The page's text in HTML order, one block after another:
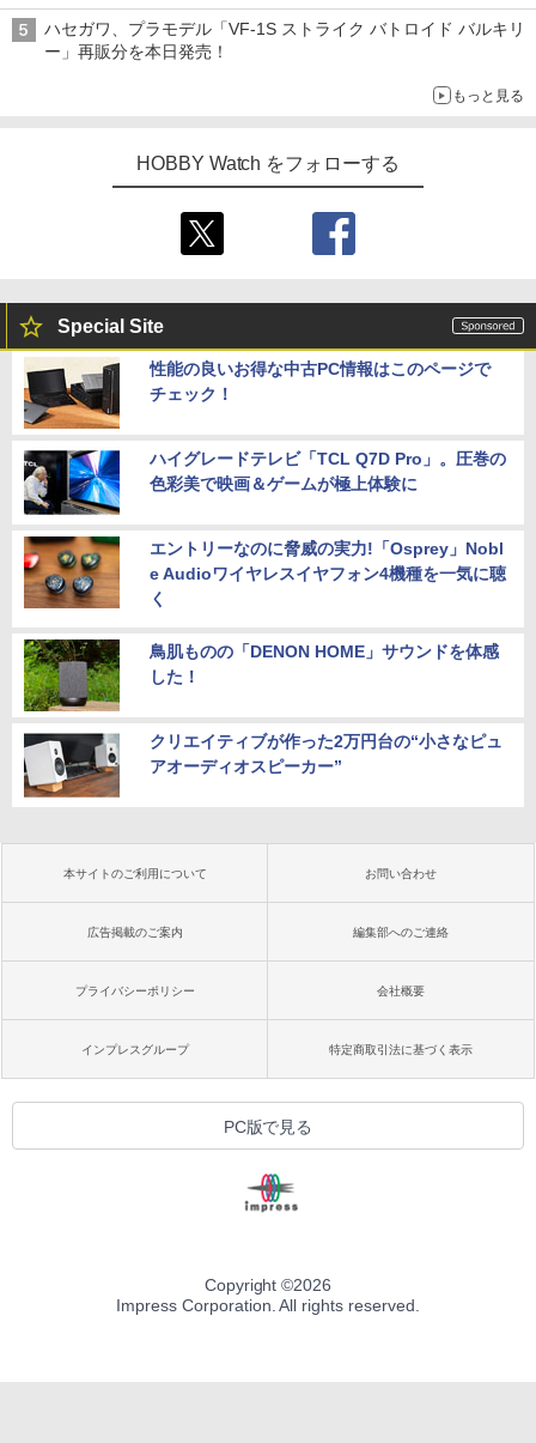
子どもが楽しめるかっぱ寿司ならではの体験とコラボの楽しさを
追求
ハセガワ、プラモデル「VF-1S ストライク バトロイド バルキリ
ー」再販分を本日発売！
もっと見る
HOBBY Watch をフォローする
Special Site
性能の良いお得な中古PC情報はこのページで
チェック！
ハイグレードテレビ「TCL Q7D Pro」。圧巻の
色彩美で映画＆ゲームが極上体験に
エントリーなのに脅威の実力!「Osprey」Nobl
e Audioワイヤレスイヤフォン4機種を一気に聴
く
鳥肌ものの「DENON HOME」サウンドを体感
した！
クリエイティブが作った2万円台の“小さなピュ
アオーディオスピーカー”
本サイトのご利用について お問い合わせ
広告掲載のご案内 編集部へのご連絡
プライバシーポリシー 会社概要
インプレスグループ 特定商取引法に基づく表示
PC版で見る
Copyright ©2026
Impress Corporation. All rights reserved.